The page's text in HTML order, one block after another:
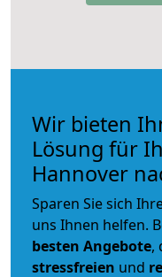
Wir bieten
Lösung für
Hannover
Sparen Sie sich
uns Ihnen helfen.
besten Angebote,
stressfreien und